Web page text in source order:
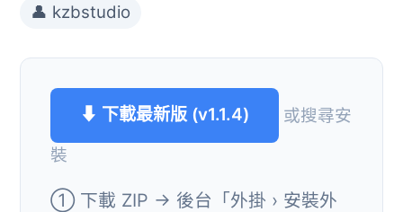
👤 kzbstudio
⬇ 下載最新版 (v1.1.4)
或搜尋安
裝
① 下載 ZIP → 後台「外掛 › 安裝外